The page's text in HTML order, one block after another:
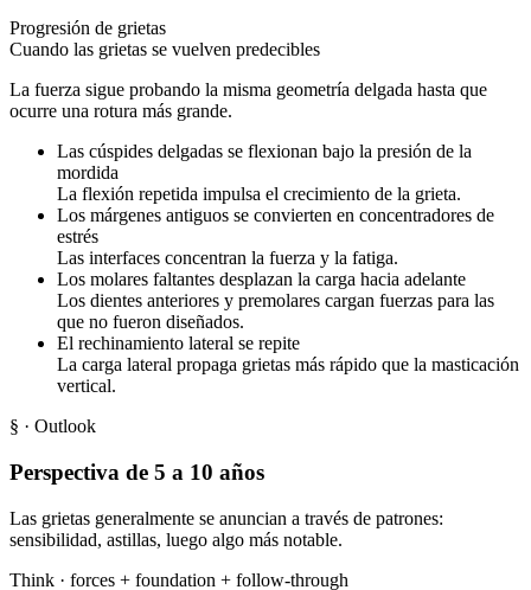
Progresión de grietas
Cuando las grietas se vuelven predecibles
La fuerza sigue probando la misma geometría delgada hasta que
ocurre una rotura más grande.
Las cúspides delgadas se flexionan bajo la presión de la
mordida
La flexión repetida impulsa el crecimiento de la grieta.
Los márgenes antiguos se convierten en concentradores de
estrés
Las interfaces concentran la fuerza y la fatiga.
Los molares faltantes desplazan la carga hacia adelante
Los dientes anteriores y premolares cargan fuerzas para las
que no fueron diseñados.
El rechinamiento lateral se repite
La carga lateral propaga grietas más rápido que la masticación
vertical.
§ · Outlook
Perspectiva de 5 a 10 años
Las grietas generalmente se anuncian a través de patrones:
sensibilidad, astillas, luego algo más notable.
Think · forces + foundation + follow-through